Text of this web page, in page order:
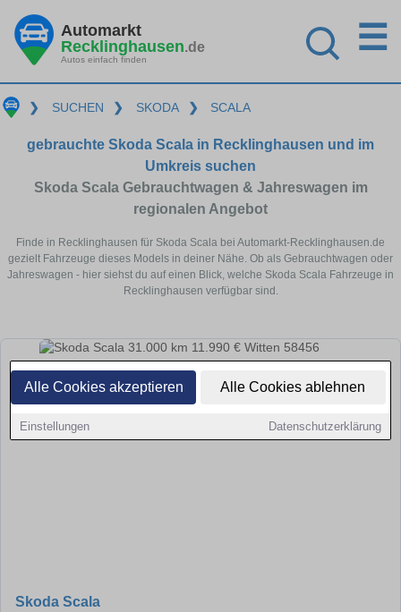
Alle Cookies akzeptieren Alle Cookies ablehnen
Einstellungen Datenschutzerklärung
Automarkt
Recklinghausen.de
Autos einfach finden
☰
❯ SUCHEN ❯ SKODA ❯ SCALA
gebrauchte Skoda Scala in Recklinghausen und im
Umkreis suchen
Skoda Scala Gebrauchtwagen & Jahreswagen im
regionalen Angebot
Finde in Recklinghausen für Skoda Scala bei Automarkt-Recklinghausen.de
gezielt Fahrzeuge dieses Models in deiner Nähe. Ob als Gebrauchtwagen oder
Jahreswagen - hier siehst du auf einen Blick, welche Skoda Scala Fahrzeuge in
Recklinghausen verfügbar sind.
Skoda Scala